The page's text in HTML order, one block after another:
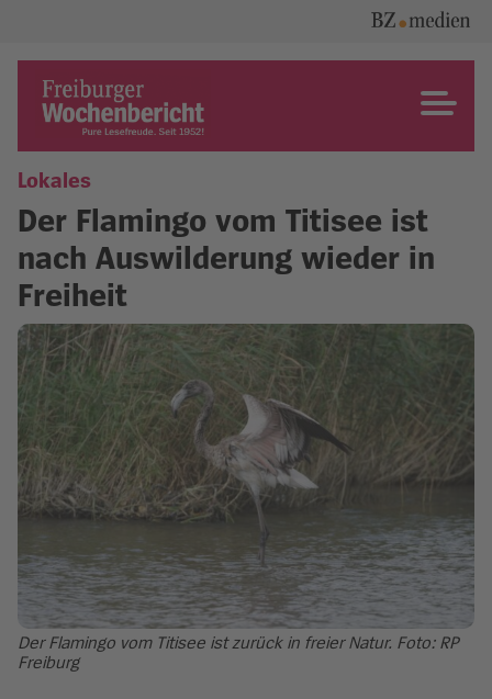
content
Freiburger Wochenbericht
Lokales
Der Flamingo vom Titisee ist
nach Auswilderung wieder in
Freiheit
Der Flamingo vom Titisee ist zurück in freier Natur. Foto: RP
Freiburg